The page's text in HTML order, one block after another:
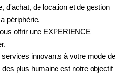
d'achat, de location et de gestion
périphérie.
offrir une EXPERIENCE
services innovants à votre mode de
plus humaine est notre objectif